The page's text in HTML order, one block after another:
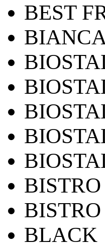
BEST
BISTRO
BLACK